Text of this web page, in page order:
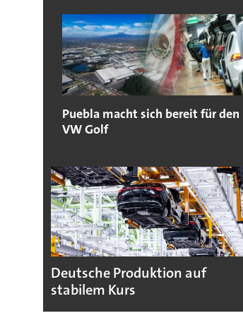
Puebla macht sich bereit für den
VW Golf
Deutsche Produktion auf
stabilem Kurs